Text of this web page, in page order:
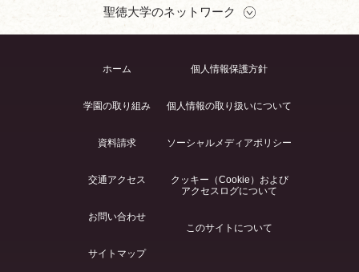
聖徳大学のネットワーク
ホーム
学園の取り組み
資料請求
交通アクセス
お問い合わせ
サイトマップ
個人情報保護方針
個人情報の取り扱いについて
ソーシャルメディアポリシー
クッキー（Cookie）および
アクセスログについて
このサイトについて